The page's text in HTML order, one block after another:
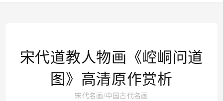
宋代道教人物画《崆峒问道
图》高清原作赏析
宋代名画/中国古代名画